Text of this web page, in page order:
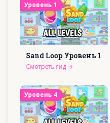
Уровень 1
Sand Loop Уровень 1
Смотреть гид →
Уровень 4